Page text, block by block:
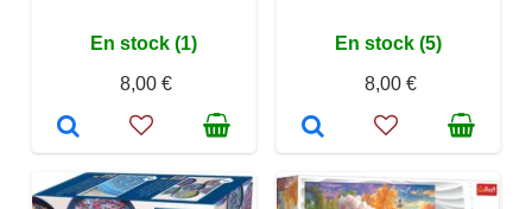
En stock (1)
8,00 €
En stock (5)
8,00 €